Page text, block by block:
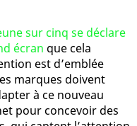
sur cinq se déclare
écran que cela
est d’emblée
marques doivent
à ce nouveau
pour concevoir des